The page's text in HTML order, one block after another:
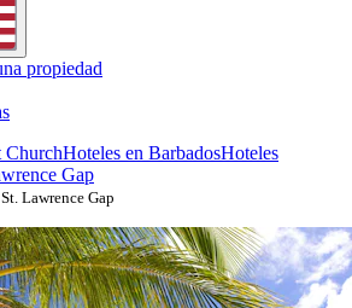
propiedad
ChurchHoteles en BarbadosHoteles
Gap
Lawrence Gap